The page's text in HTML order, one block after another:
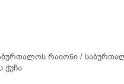
რაიონი /
ქუჩა